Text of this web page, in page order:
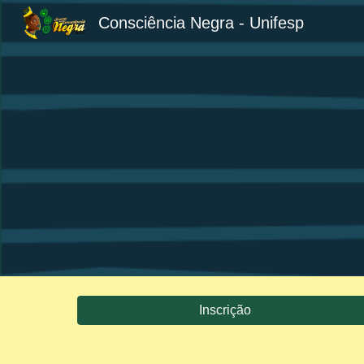
Consciência Negra - Unifesp
Inscrição